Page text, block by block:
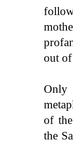
out
Only
of
the